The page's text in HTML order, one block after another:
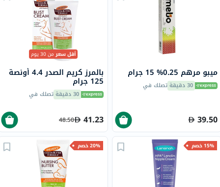
ميبو مرهم 0.25% 15 جرام
30 دقيقة تصلك في
39.50
أقل سعرمن 30 يوم
بالمرز كريم الصدر 4.4 أونصة
125 جرام
30 دقيقة تصلك في
41.23
48.50
15% خصم 20% خصم